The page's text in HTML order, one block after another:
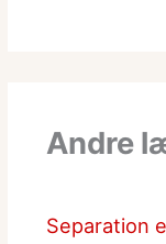
Andre
Separation